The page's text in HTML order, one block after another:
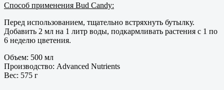
Способ применения Bud Candy:
Перед использованием, тщательно встряхнуть бутылку.
Добавить 2 мл на 1 литр воды, подкармливать растения с 1 по
6 неделю цветения.
Объем: 500 мл
Производство: Advanced Nutrients
Вес: 575 г